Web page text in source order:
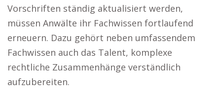
Vorschriften ständig aktualisiert werden,
müssen Anwälte ihr Fachwissen fortlaufend
erneuern. Dazu gehört neben umfassendem
Fachwissen auch das Talent, komplexe
rechtliche Zusammenhänge verständlich
aufzubereiten.